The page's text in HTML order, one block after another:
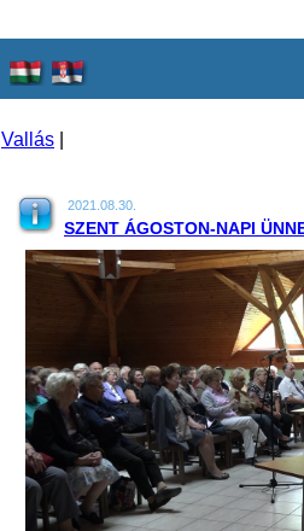
Vallás
2021.08.30.
SZENT ÁGOSTON-NAPI